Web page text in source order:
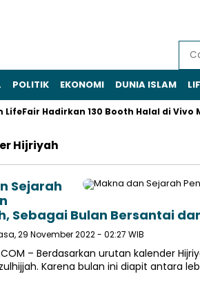
POLITIK EKONOMI DUNIA ISLAM
Hadirkan 130 Booth Halal di Vivo
Hijriyah
Sejarah
Sebagai Bulan Bersantai
29 November 2022 - 02:27 WIB
– Berdasarkan urutan kalender
Karena bulan ini diapit antara